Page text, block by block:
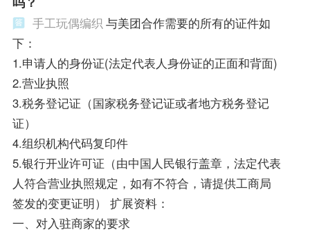
手工玩偶编织 与美团合作需要的所有的证件如
下：
1.申请人的身份证(法定代表人身份证的正面和背面)
2.营业执照
3.税务登记证（国家税务登记证或者地方税务登记
证）
4.组织机构代码复印件
5.银行开业许可证（由中国人民银行盖章，法定代表
人符合营业执照规定，如有不符合，请提供工商局
签发的变更证明） 扩展资料：
一、对入驻商家的要求